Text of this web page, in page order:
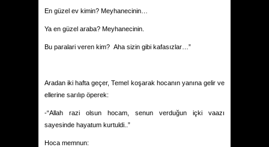
En güzel ev kimin? Meyhanecinin…
Ya en güzel araba? Meyhanecinin.
Bu paralari veren kim? Aha sizin gibi kafasızlar…”
Aradan iki hafta geçer, Temel koşarak hocanın yanına gelir ve
ellerine sarılıp öperek:
-“Allah razi olsun hocam, senun verduğun içki vaazı
sayesinde hayatum kurtuldi..”
Hoca memnun: